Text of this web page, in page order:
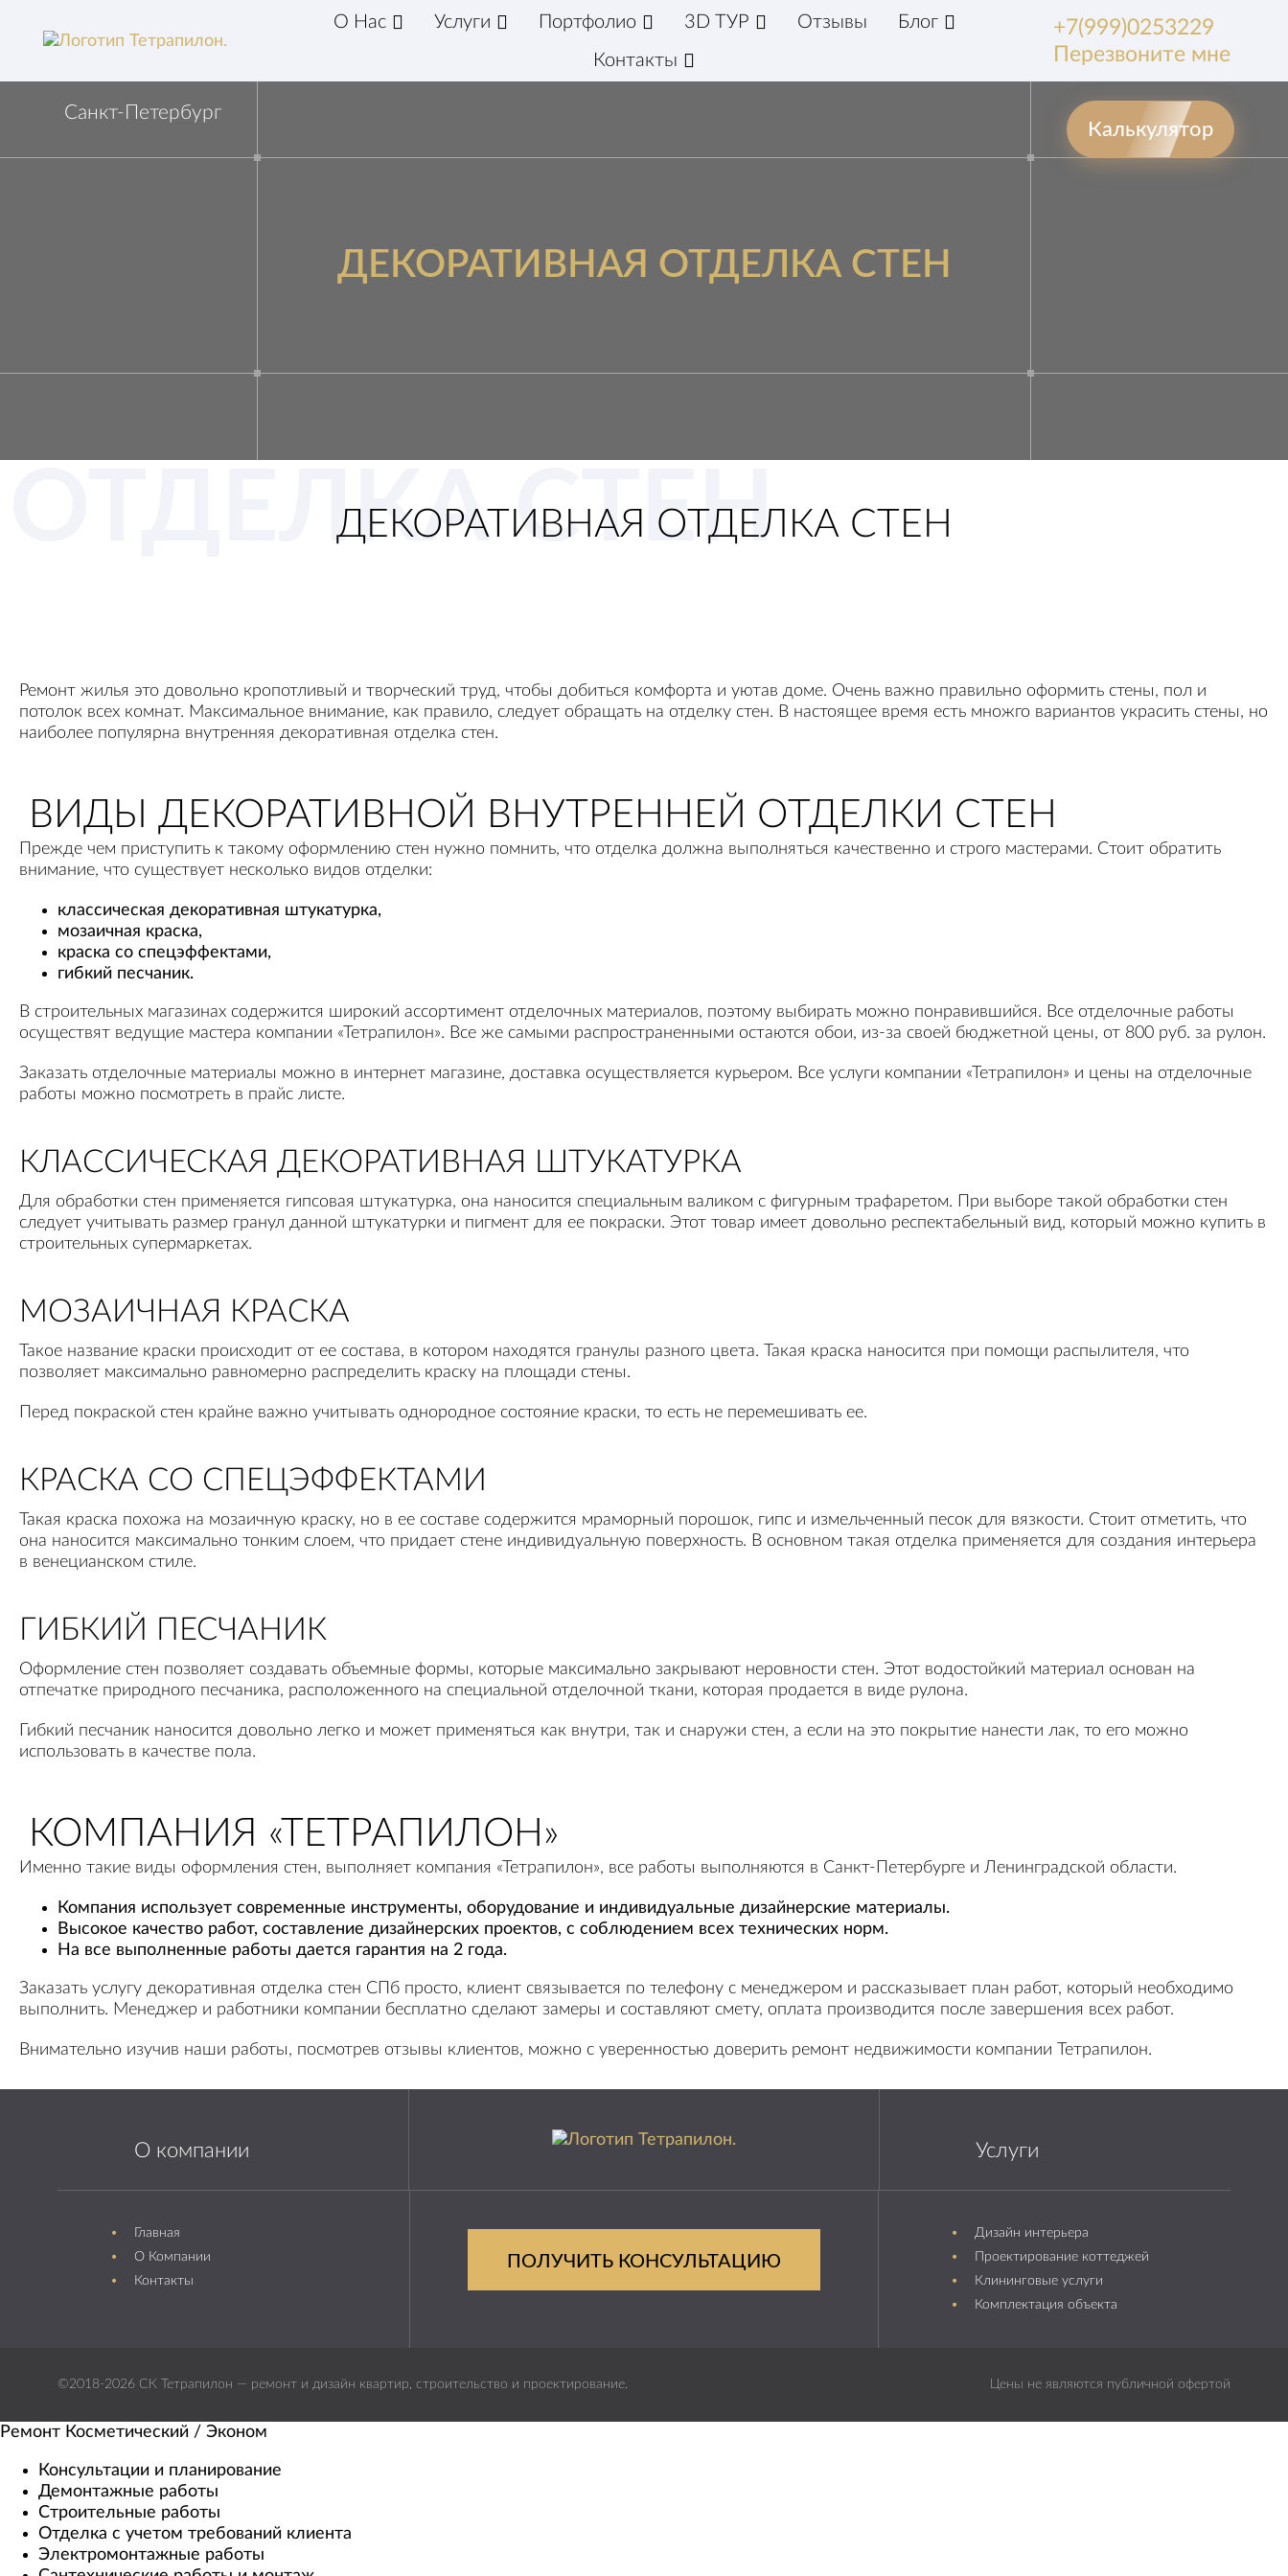
О Нас Услуги Портфолио 3D ТУР Отзывы
Блог
Контакты
+7(999)0253229
Перезвоните мне
Санкт-Петербург
ДЕКОРАТИВНАЯ ОТДЕЛКА СТЕН
Калькулятор
ОТДЕЛКА СТЕН
ДЕКОРАТИВНАЯ ОТДЕЛКА СТЕН
Ремонт жилья это довольно кропотливый и творческий труд, чтобы добиться комфорта и уютав доме. Очень важно правильно оформить стены, пол и
потолок всех комнат. Максимальное внимание, как правило, следует обращать на отделку стен. В настоящее время есть множго вариантов украсить стены, но
наиболее популярна внутренняя декоративная отделка стен.
ВИДЫ ДЕКОРАТИВНОЙ ВНУТРЕННЕЙ ОТДЕЛКИ СТЕН
Прежде чем приступить к такому оформлению стен нужно помнить, что отделка должна выполняться качественно и строго мастерами. Стоит обратить
внимание, что существует несколько видов отделки:
классическая декоративная штукатурка,
мозаичная краска,
краска со спецэффектами,
гибкий песчаник.
В строительных магазинах содержится широкий ассортимент отделочных материалов, поэтому выбирать можно понравившийся. Все отделочные работы
осуществят ведущие мастера компании «Тетрапилон». Все же самыми распространенными остаются обои, из-за своей бюджетной цены, от 800 руб. за рулон.
Заказать отделочные материалы можно в интернет магазине, доставка осуществляется курьером. Все услуги компании «Тетрапилон» и цены на отделочные
работы можно посмотреть в прайс листе.
КЛАССИЧЕСКАЯ ДЕКОРАТИВНАЯ ШТУКАТУРКА
Для обработки стен применяется гипсовая штукатурка, она наносится специальным валиком с фигурным трафаретом. При выборе такой обработки стен
следует учитывать размер гранул данной штукатурки и пигмент для ее покраски. Этот товар имеет довольно респектабельный вид, который можно купить в
строительных супермаркетах.
МОЗАИЧНАЯ КРАСКА
Такое название краски происходит от ее состава, в котором находятся гранулы разного цвета. Такая краска наносится при помощи распылителя, что
позволяет максимально равномерно распределить краску на площади стены.
Перед покраской стен крайне важно учитывать однородное состояние краски, то есть не перемешивать ее.
КРАСКА СО СПЕЦЭФФЕКТАМИ
Такая краска похожа на мозаичную краску, но в ее составе содержится мраморный порошок, гипс и измельченный песок для вязкости. Стоит отметить, что
она наносится максимально тонким слоем, что придает стене индивидуальную поверхность. В основном такая отделка применяется для создания интерьера
в венецианском стиле.
ГИБКИЙ ПЕСЧАНИК
Оформление стен позволяет создавать объемные формы, которые максимально закрывают неровности стен. Этот водостойкий материал основан на
отпечатке природного песчаника, расположенного на специальной отделочной ткани, которая продается в виде рулона.
Гибкий песчаник наносится довольно легко и может применяться как внутри, так и снаружи стен, а если на это покрытие нанести лак, то его можно
использовать в качестве пола.
КОМПАНИЯ «ТЕТРАПИЛОН»
Именно такие виды оформления стен, выполняет компания «Тетрапилон», все работы выполняются в Санкт-Петербурге и Ленинградской области.
Компания использует современные инструменты, оборудование и индивидуальные дизайнерские материалы.
Высокое качество работ, составление дизайнерских проектов, с соблюдением всех технических норм.
На все выполненные работы дается гарантия на 2 года.
Заказать услугу декоративная отделка стен СПб просто, клиент связывается по телефону с менеджером и рассказывает план работ, который необходимо
выполнить. Менеджер и работники компании бесплатно сделают замеры и составляют смету, оплата производится после завершения всех работ.
Внимательно изучив наши работы, посмотрев отзывы клиентов, можно с уверенностью доверить ремонт недвижимости компании Тетрапилон.
О компании Услуги
Главная
О Компании
Контакты
ПОЛУЧИТЬ КОНСУЛЬТАЦИЮ
Дизайн интерьера
Проектирование коттеджей
Клининговые услуги
Комплектация объекта
©2018-2026 СК Тетрапилон — ремонт и дизайн квартир, строительство и проектирование. Цены не являются публичной офертой
Ремонт Косметический / Эконом​
Консультации и планирование
Демонтажные работы
Строительные работы
Отделка с учетом требований клиента
Электромонтажные работы